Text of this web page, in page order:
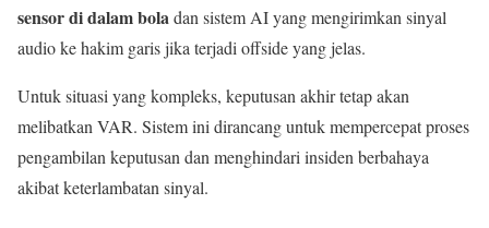
sensor di dalam boladan sistem AI yang mengirimkan sinyal
audio ke hakim garis jika terjadi offside yang jelas.
Untuk situasi yang kompleks, keputusan akhir tetap akan
melibatkan VAR. Sistem ini dirancang untuk mempercepat proses
pengambilan keputusan dan menghindari insiden berbahaya
akibat keterlambatan sinyal.